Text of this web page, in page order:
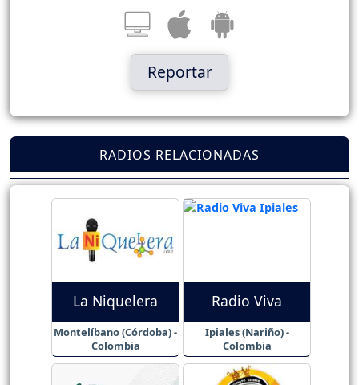
Reportar
RADIOS RELACIONADAS
La Niquelera
Montelíbano (Córdoba) -
Colombia
Radio Viva
Ipiales (Nariño) -
Colombia